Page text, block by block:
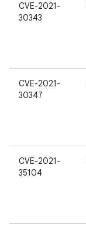
CVE-2021-
30343
CVE-2021-
30347
CVE-2021-
35104